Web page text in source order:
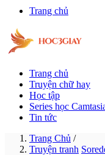
Trang chủ
Trang chủ
Truyện chữ hay
Học tập
Series học
Tin tức
Trang Chủ /
Truyện tranh